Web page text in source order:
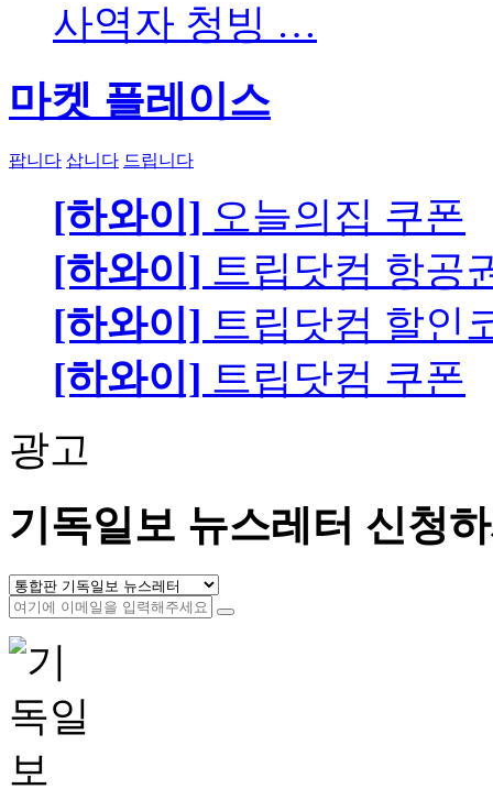
사역자 청빙 …
마켓 플레이스
팝니다 삽니다 드립니다
[하와이] 오늘의집 쿠폰
[하와이] 트립닷컴 항공
[하와이] 트립닷컴 할인
[하와이] 트립닷컴 쿠폰
광고
기독일보 뉴스레터 신청